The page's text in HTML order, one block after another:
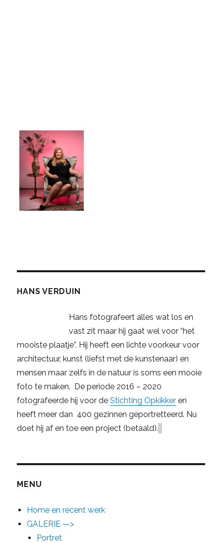
HANS VERDUIN
Hans fotografeert alles wat los en
vast zit maar hij gaat wel voor “het
mooiste plaatje”. Hij heeft een lichte voorkeur voor
architectuur, kunst (liefst met de kunstenaar) en
mensen maar zelfs in de natuur is soms een mooie
foto te maken. De periode 2016 – 2020
fotografeerde hij voor deStichting Opkikker en
heeft meer dan 400 gezinnen geportretteerd. Nu
doet hij af en toe een project (betaald).
MENU
Home en recent werk
GALERIE —>
Portret